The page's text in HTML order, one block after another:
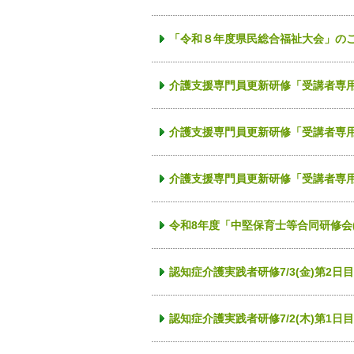
「令和８年度県民総合福祉大会」の
介護支援専門員更新研修「受講者
介護支援専門員更新研修「受講者専
介護支援専門員更新研修「受講者
令和8年度「中堅保育士等合同研修
認知症介護実践者研修7/3(金)第2日
認知症介護実践者研修7/2(木)第1日